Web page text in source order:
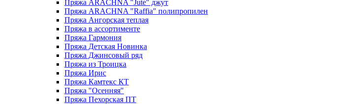
Пряжа ARACHNA "Jute" джут
Пряжа ARACHNA "Raffia" полипропилен
Пряжа Ангорская теплая
Пряжа в ассортименте
Пряжа Гармония
Пряжа Детская Новинка
Пряжа Джинсовый ряд
Пряжа из Троицка
Пряжа Ирис
Пряжа Камтекс КТ
Пряжа "Осенняя"
Пряжа Пехорская ПТ